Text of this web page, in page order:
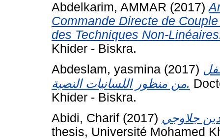
Abdelkarim, AMMAR (2017)
Commande Directe de
des Techniques Non-
Khider - Biskra.
Abdeslam, yasmina (2017)
من منظور اللسانيات النصية.
Khider - Biskra.
Abidi, Charif (2017)
thesis, Université Mohamed